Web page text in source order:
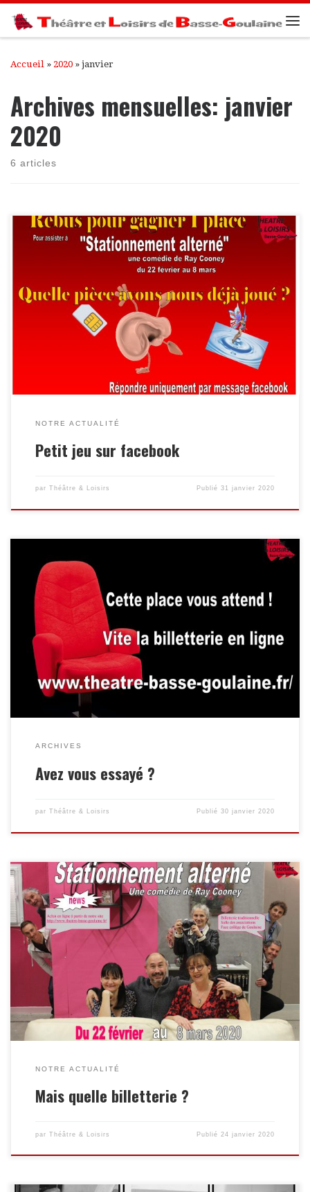
Passer au contenu
Accueil » 2020 » janvier
Archives mensuelles: janvier
2020
6 articles
Petit jeu réservé aux non adhérents Théâtre & Loisirs. 1 place
à gagner réponse en message privé ou messenger
NOTRE ACTUALITÉ
Petit jeu sur facebook
par Théâtre & Loisirs Publié31 janvier 2020
ARCHIVES
Avez vous essayé ?
par Théâtre & Loisirs Publié30 janvier 2020
2 possibilités d’acheter son billet. Billetterie en ligne sur notre
site : theatre-basse-goulaine.fr/ ou Billetterie traditionnelle
Salle des associations en face du collège de Goulaine.
NOTRE ACTUALITÉ
Mais quelle billetterie ?
par Théâtre & Loisirs Publié24 janvier 2020